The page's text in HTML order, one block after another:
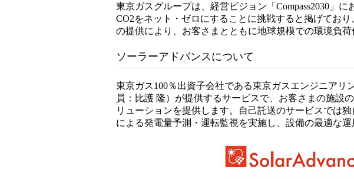
東京ガスグループは、経営ビジョン「Compass2030」
CO2をネット・ゼロにすることに挑戦すると掲げてお
の提供により、お客さまとともに地球規模での環境負
ソーラーアドバンスについて
東京ガス100％出資子会社である東京ガスエンジニア
員：比護 隆）が提供するサービスで、お客さまの施設
リューションを提供します。自己託送のサービスでは
による発電量予測・運転監視を実施し、設備の最適な運